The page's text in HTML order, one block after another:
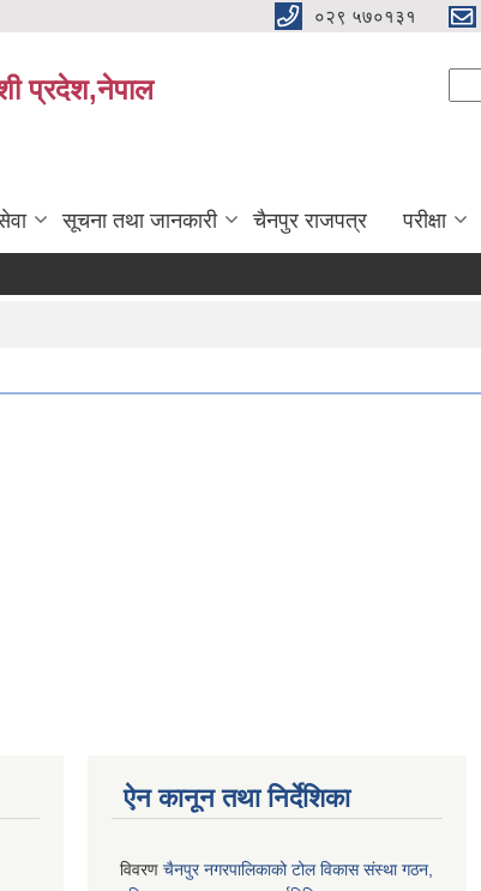
०२९ ५७०१३१
प्रदेश,नेपाल
सूचना तथा जानकारी चैनपुर राजपत्र परीक्षा
ऐन कानून तथा निर्देशिका
विवरण चैनपुर नगरपालिकाको टोल विकास संस्था गठन,